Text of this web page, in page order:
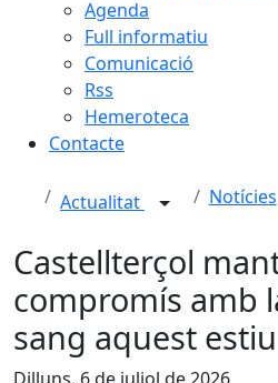
Agenda
Full informatiu
Comunicació
Rss
Hemeroteca
Contacte
Actualitat Notícies
Castellterçol
compromís amb
sang aquest estiu